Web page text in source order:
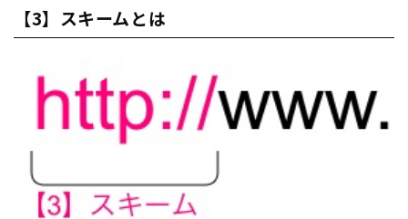
【3】スキームとは